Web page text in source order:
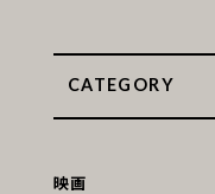
CATEGORY
映画